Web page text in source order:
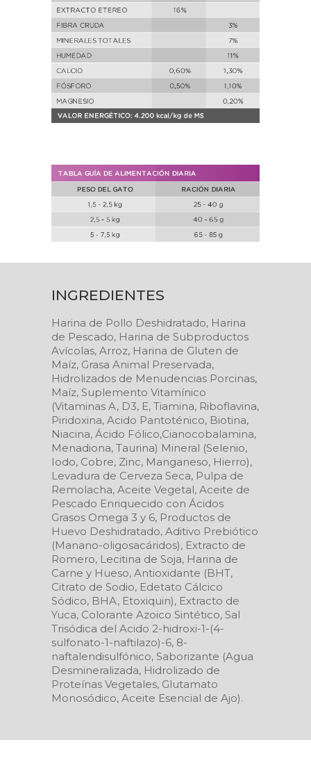
INGREDIENTES
Harina de Pollo Deshidratado, Harina
de Pescado, Harina de Subproductos
Avícolas, Arroz, Harina de Gluten de
Maíz, Grasa Animal Preservada,
Hidrolizados de Menudencias Porcinas,
Maíz, Suplemento Vitamínico
(Vitaminas A, D3, E, Tiamina, Riboflavina,
Piridoxina, Acido Pantoténico, Biotina,
Niacina, Ácido Fólico,Cianocobalamina,
Menadiona, Taurina) Mineral (Selenio,
Iodo, Cobre, Zinc, Manganeso, Hierro),
Levadura de Cerveza Seca, Pulpa de
Remolacha, Aceite Vegetal, Aceite de
Pescado Enriquecido con Ácidos
Grasos Omega 3 y 6, Productos de
Huevo Deshidratado, Aditivo Prebiótico
(Manano-oligosacáridos), Extracto de
Romero, Lecitina de Soja, Harina de
Carne y Hueso, Antioxidante (BHT,
Citrato de Sodio, Edetato Cálcico
Sódico, BHA, Etoxiquin), Extracto de
Yuca, Colorante Azoico Sintético, Sal
Trisódica del Acido 2-hidroxi-1-(4-
sulfonato-1-naftilazo)-6, 8-
naftalendisulfónico, Saborizante (Agua
Desmineralizada, Hidrolizado de
Proteínas Vegetales, Glutamato
Monosódico, Aceite Esencial de Ajo).